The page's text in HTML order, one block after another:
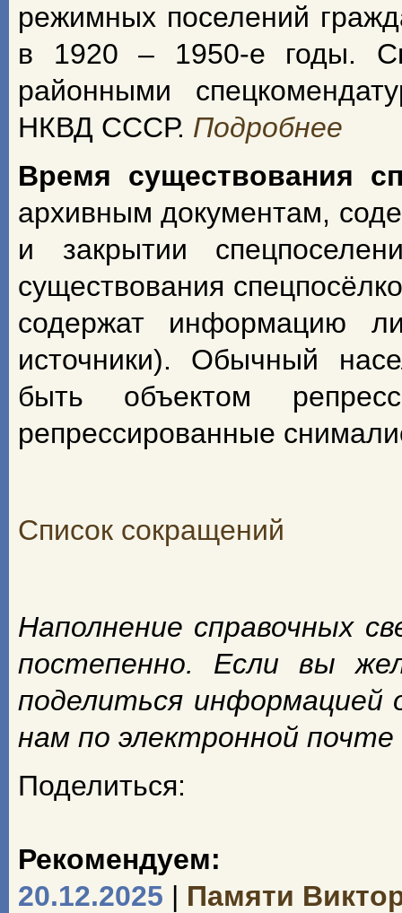
режимных поселений
в 1920 – 1950-е годы.
районными
НКВД СССР. Подробнее
Время существования
архивным документам,
и закрытии
существования
содержат информацию
источники). Обычный
быть объектом
репрессированные
Список сокращений
Наполнение справочных
постепенно. Если вы
поделиться информацией
нам по электронной почте
Поделиться:
Рекомендуем:
20.12.2025 | Памяти